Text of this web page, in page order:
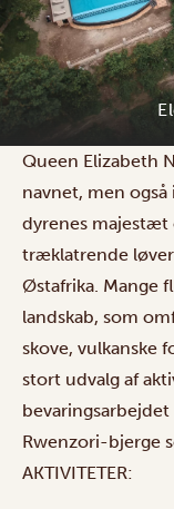
Queen Elizabeth
navnet, men
dyrenes majestæt
træklatrende
Østafrika. Mange
landskab, som
skove, vulkanske
stort udvalg af
Rwenzori-bjerge
AKTIVITETER: